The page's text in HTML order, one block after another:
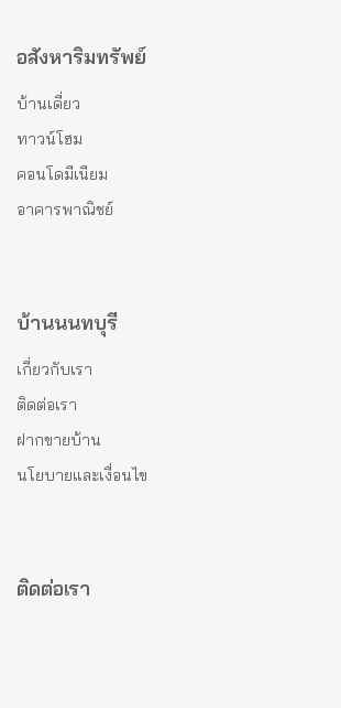
อสังหาริมทรัพย์
บ้านเดี่ยว
ทาวน์โฮม
คอนโดมีเนียม
อาคารพาณิชย์
บ้านนนทบุรี
เกี่ยวกับเรา
ติดต่อเรา
ฝากขายบ้าน
นโยบายและเงื่อนไข
ติดต่อเรา